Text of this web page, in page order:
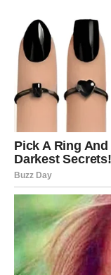
ćete ostvarivati
Pred vama su
životnih promjena
priliku da ostvarite